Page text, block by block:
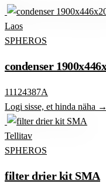
Laos
SPHEROS
condenser
11124387A
Logi sisse, et hinda näha →
Tellitav
SPHEROS
filter drier kit SMA